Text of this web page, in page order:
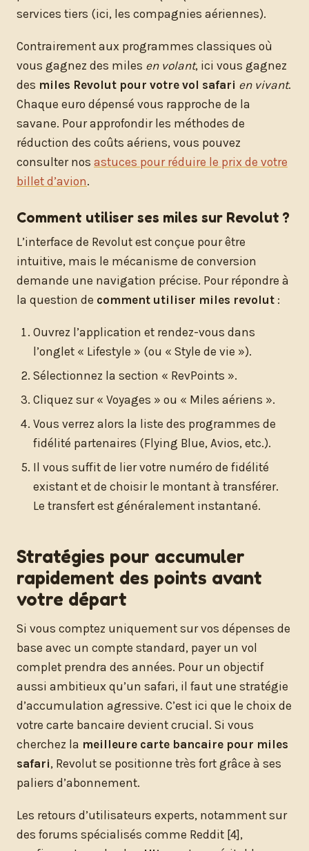
services tiers (ici, les compagnies aériennes).
Contrairement aux programmes classiques où
vous gagnez des miles en volant, ici vous gagnez
des miles Revolut pour votre vol safari en vivant.
Chaque euro dépensé vous rapproche de la
savane. Pour approfondir les méthodes de
réduction des coûts aériens, vous pouvez
consulter nos astuces pour réduire le prix de votre
billet d’avion.
Comment utiliser ses miles sur Revolut ?
L’interface de Revolut est conçue pour être
intuitive, mais le mécanisme de conversion
demande une navigation précise. Pour répondre à
la question de comment utiliser miles revolut :
Ouvrez l’application et rendez-vous dans
l’onglet « Lifestyle » (ou « Style de vie »).
Sélectionnez la section « RevPoints ».
Cliquez sur « Voyages » ou « Miles aériens ».
Vous verrez alors la liste des programmes de
fidélité partenaires (Flying Blue, Avios, etc.).
Il vous suffit de lier votre numéro de fidélité
existant et de choisir le montant à transférer.
Le transfert est généralement instantané.
Stratégies pour accumuler
rapidement des points avant
votre départ
Si vous comptez uniquement sur vos dépenses de
base avec un compte standard, payer un vol
complet prendra des années. Pour un objectif
aussi ambitieux qu’un safari, il faut une stratégie
d’accumulation agressive. C’est ici que le choix de
votre carte bancaire devient crucial. Si vous
cherchez la meilleure carte bancaire pour miles
safari, Revolut se positionne très fort grâce à ses
paliers d’abonnement.
Les retours d’utilisateurs experts, notamment sur
des forums spécialisés comme Reddit [4],